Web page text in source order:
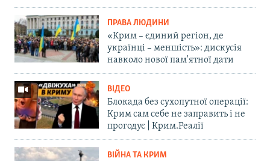
ПРАВА ЛЮДИНИ
«Крим – єдиний регіон, де
українці – меншість»: дискусія
навколо нової пам'ятної дати
ВІДЕО
Блокада без сухопутної операції:
Крим сам себе не заправить і не
прогодує | Крим.Реалії
ВІЙНА ТА КРИМ